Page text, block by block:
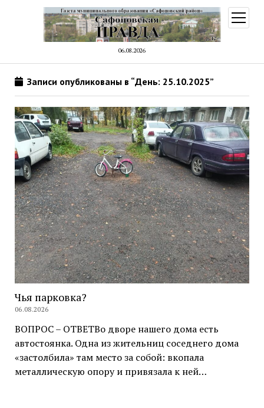
06.08.2026
меню
Записи опубликованы в “День: 25.10.2025”
Чья парковка?
06.08.2026
ВОПРОС – ОТВЕТВо дворе нашего дома есть
автостоянка. Одна из жительниц соседнего дома
«застолбила» там место за собой: вкопала
металлическую опору и привязала к ней…